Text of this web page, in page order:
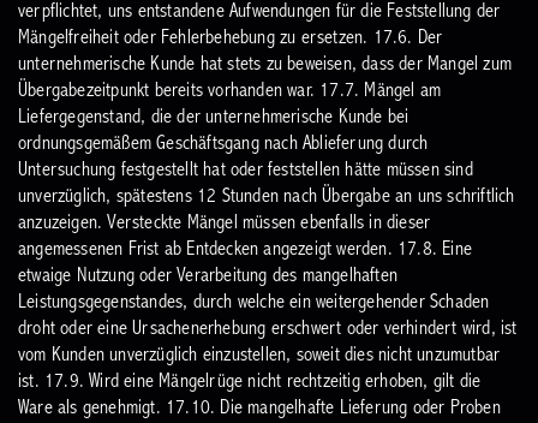
verpflichtet, uns entstandene Aufwendungen für die Feststellung der
Mängelfreiheit oder Fehlerbehebung zu ersetzen. 17.6. Der
unternehmerische Kunde hat stets zu beweisen, dass der Mangel zum
Übergabezeitpunkt bereits vorhanden war. 17.7. Mängel am
Liefergegenstand, die der unternehmerische Kunde bei
ordnungsgemäßem Geschäftsgang nach Ablieferung durch
Untersuchung festgestellt hat oder feststellen hätte müssen sind
unverzüglich, spätestens 12 Stunden nach Übergabe an uns schriftlich
anzuzeigen. Versteckte Mängel müssen ebenfalls in dieser
angemessenen Frist ab Entdecken angezeigt werden. 17.8. Eine
etwaige Nutzung oder Verarbeitung des mangelhaften
Leistungsgegenstandes, durch welche ein weitergehender Schaden
droht oder eine Ursachenerhebung erschwert oder verhindert wird, ist
vom Kunden unverzüglich einzustellen, soweit dies nicht unzumutbar
ist. 17.9. Wird eine Mängelrüge nicht rechtzeitig erhoben, gilt die
Ware als genehmigt. 17.10. Die mangelhafte Lieferung oder Proben